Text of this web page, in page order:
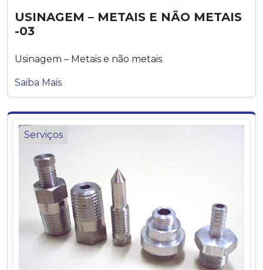
USINAGEM – METAIS E NÃO METAIS
-03
Saiba Mais
Serviços